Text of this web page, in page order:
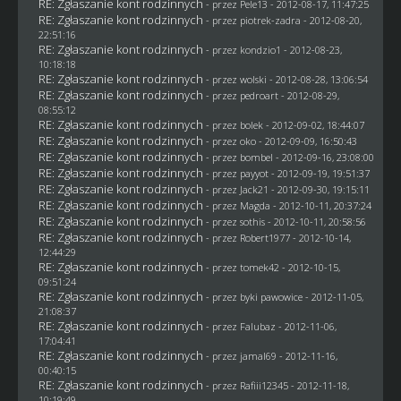
RE: Zgłaszanie kont rodzinnych - przez Pele13 - 2012-08-17, 11:47:25
RE: Zgłaszanie kont rodzinnych - przez piotrek-zadra - 2012-08-20,
22:51:16
RE: Zgłaszanie kont rodzinnych - przez kondzio1 - 2012-08-23,
10:18:18
RE: Zgłaszanie kont rodzinnych - przez wolski - 2012-08-28, 13:06:54
RE: Zgłaszanie kont rodzinnych - przez pedroart- 2012-08-29,
08:55:12
RE: Zgłaszanie kont rodzinnych - przez bolek- 2012-09-02, 18:44:07
RE: Zgłaszanie kont rodzinnych - przez oko- 2012-09-09, 16:50:43
RE: Zgłaszanie kont rodzinnych - przez bombel - 2012-09-16, 23:08:00
RE: Zgłaszanie kont rodzinnych - przez payyot- 2012-09-19, 19:51:37
RE: Zgłaszanie kont rodzinnych - przez Jack21 - 2012-09-30, 19:15:11
RE: Zgłaszanie kont rodzinnych - przez Magda - 2012-10-11, 20:37:24
RE: Zgłaszanie kont rodzinnych - przez sothis- 2012-10-11, 20:58:56
RE: Zgłaszanie kont rodzinnych - przez Robert1977- 2012-10-14,
12:44:29
RE: Zgłaszanie kont rodzinnych - przez tomek42 - 2012-10-15,
09:51:24
RE: Zgłaszanie kont rodzinnych - przez byki pawowice- 2012-11-05,
21:08:37
RE: Zgłaszanie kont rodzinnych - przez Falubaz - 2012-11-06,
17:04:41
RE: Zgłaszanie kont rodzinnych - przez jamal69 - 2012-11-16,
00:40:15
RE: Zgłaszanie kont rodzinnych - przez Rafiii12345- 2012-11-18,